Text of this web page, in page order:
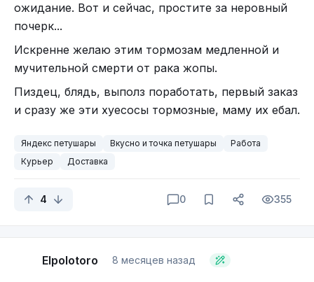
Кто нахуй тут осмелился подумать, что я
потухну? Хуй блядь, я по 15 часов ебашить буду,
но у моей семьи нужды в деньгах не будет.
Питер, держись там, я нахуй ща до НГ буду иди
ебашить или спать. Если не сдохну.
Ща кофе допью, покурю и дальше поеду, еще
пару часов покатаюсь.
ожидание. Вот и сейчас, простите за неровный
почерк...
Искренне желаю этим тормозам медленной и
мучительной смерти от рака жопы.
Пиздец, блядь, выполз поработать, первый заказ
и сразу же эти хуесосы тормозные, маму их ебал.
Яндекс петушары Вкусно и точка петушары
Работа
Курьер
Доставка
4 0 355
Elpolotoro 8 месяцев назад